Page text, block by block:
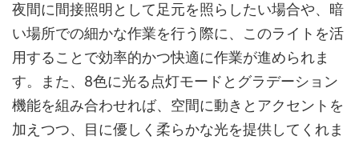
夜間に間接照明として足元を照らしたい場合や、暗
い場所での細かな作業を行う際に、このライトを活
用することで効率的かつ快適に作業が進められま
す。また、8色に光る点灯モードとグラデーション
機能を組み合わせれば、空間に動きとアクセントを
加えつつ、目に優しく柔らかな光を提供してくれま